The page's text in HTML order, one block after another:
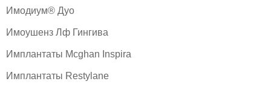
Имодиум® Дуо
Имоушенз Лф Гингива
Имплантаты Mcghan Inspira
Имплантаты Restylane